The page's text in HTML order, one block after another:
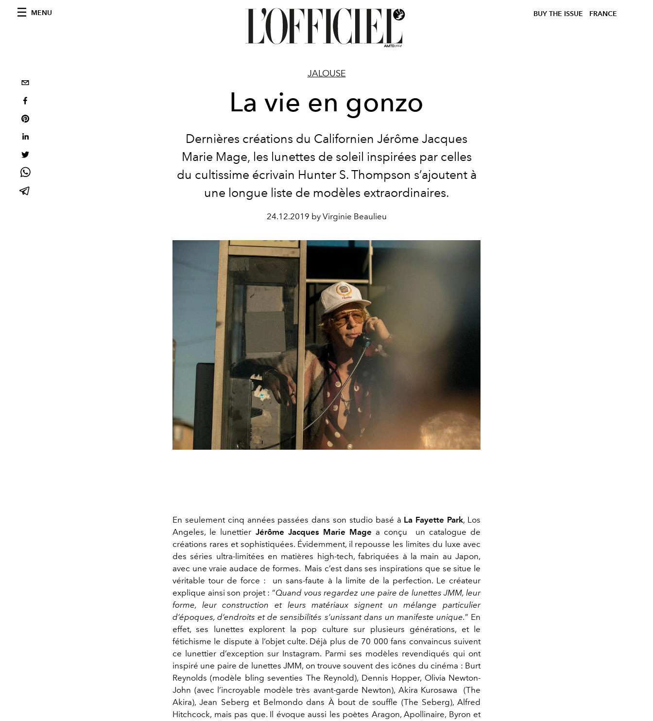
MENU BUY THE ISSUE FRANCE
JALOUSE
La vie en gonzo
Dernières créations du Californien Jérôme Jacques
Marie Mage, les lunettes de soleil inspirées par celles
du cultissime écrivain Hunter S. Thompson s’ajoutent à
une longue liste de modèles extraordinaires.
24.12.2019 by Virginie Beaulieu
En seulement cinq années passées dans son studio basé à La Fayette Park, Los
Angeles, le lunettier Jérôme Jacques Marie Mage a conçu un catalogue de
créations rares et sophistiquées. Évidemment, il repousse les limites du luxe avec
des séries ultra-limitées en matières high-tech, fabriquées à la main au Japon,
avec une vraie audace de formes. Mais c’est dans ses inspirations que se situe le
véritable tour de force : un sans-faute à la limite de la perfection. Le créateur
explique ainsi son projet : “Quand vous regardez une paire de lunettes JMM, leur
forme, leur construction et leurs matériaux signent un mélange particulier
d’époques, d’endroits et de sensibilités s’unissant dans un manifeste unique.” En
effet, ses lunettes explorent la pop culture sur plusieurs générations, et le
fétichisme le dispute à l’objet culte. Déjà plus de 70 000 fans convaincus suivent
ce lunettier d’exception sur Instagram. Parmi ses modèles revendiqués qui ont
inspiré une paire de lunettes JMM, on trouve souvent des icônes du cinéma : Burt
Reynolds (modèle bling seventies The Reynold), Dennis Hopper, Olivia Newton-
John (avec l’incroyable modèle très avant-garde Newton), Akira Kurosawa (The
Akira), Jean Seberg et Belmondo dans À bout de souffle (The Seberg), Alfred
Hitchcock, mais pas que. Il évoque aussi les poètes Aragon, Apollinaire, Byron et